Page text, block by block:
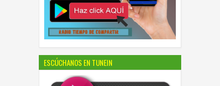
ESCÚCHANOS EN TUNEIN